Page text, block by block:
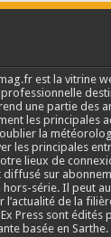
est la vitrine
une partie des
les principales
la
les principales
lieux de
sur
série. Il peut
l’actualité de la
Press sont édités
basée en Sarthe.